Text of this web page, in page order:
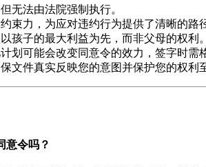
无法由法院强制执行。
束力，为应对违约行为提供了清晰的路
孩子的最大利益为先，而非父母的权利。
划可能会改变同意令的效力，签字时需
文件真实反映您的意图并保护您的权利
意令吗？